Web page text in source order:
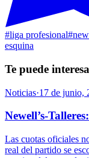
#liga profesional#
esquina
Te puede
Noticias·17 de junio,
Newell’s-
Las cuotas oficiales
real del partido se